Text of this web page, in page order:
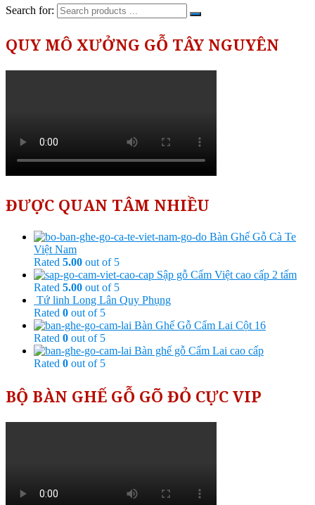
Search for:
QUY MÔ XƯỞNG GỖ TÂY NGUYÊN
ĐƯỢC QUAN TÂM NHIỀU
Bàn Ghế Gỗ Cà Te
Việt Nam
Rated 5.00 out of 5
Sập gỗ Cẩm Việt cao cấp 2 tấm
Rated 5.00 out of 5
Tứ linh Long Lân Quy Phụng
Rated 0 out of 5
Bàn Ghế Gỗ Cẩm Lai Cột 16
Rated 0 out of 5
Bàn ghế gỗ Cẩm Lai cao cấp
Rated 0 out of 5
BỘ BÀN GHẾ GỖ GÕ ĐỎ CỰC VIP